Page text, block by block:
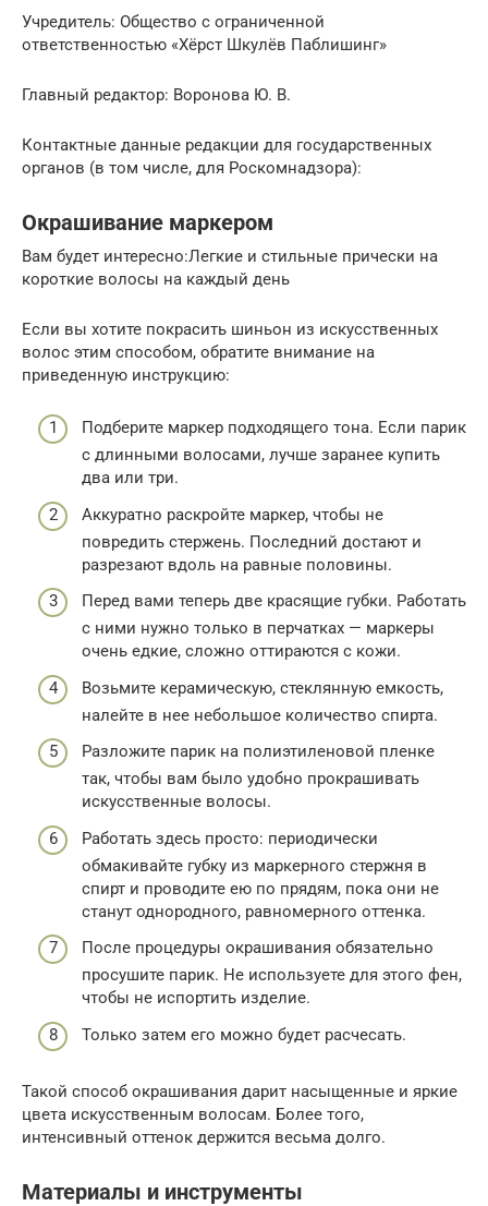
Учредитель: Общество с ограниченной
ответственностью «Хёрст Шкулёв Паблишинг»
Главный редактор: Воронова Ю. В.
Контактные данные редакции для государственных
органов (в том числе, для Роскомнадзора):
Окрашивание маркером
Вам будет интересно:Легкие и стильные прически на
короткие волосы на каждый день
Если вы хотите покрасить шиньон из искусственных
волос этим способом, обратите внимание на
приведенную инструкцию:
Подберите маркер подходящего тона. Если парик
с длинными волосами, лучше заранее купить
два или три.
Аккуратно раскройте маркер, чтобы не
повредить стержень. Последний достают и
разрезают вдоль на равные половины.
Перед вами теперь две красящие губки. Работать
с ними нужно только в перчатках — маркеры
очень едкие, сложно оттираются с кожи.
Возьмите керамическую, стеклянную емкость,
налейте в нее небольшое количество спирта.
Разложите парик на полиэтиленовой пленке
так, чтобы вам было удобно прокрашивать
искусственные волосы.
Работать здесь просто: периодически
обмакивайте губку из маркерного стержня в
спирт и проводите ею по прядям, пока они не
станут однородного, равномерного оттенка.
После процедуры окрашивания обязательно
просушите парик. Не используете для этого фен,
чтобы не испортить изделие.
Только затем его можно будет расчесать.
Такой способ окрашивания дарит насыщенные и яркие
цвета искусственным волосам. Более того,
интенсивный оттенок держится весьма долго.
Материалы и инструменты